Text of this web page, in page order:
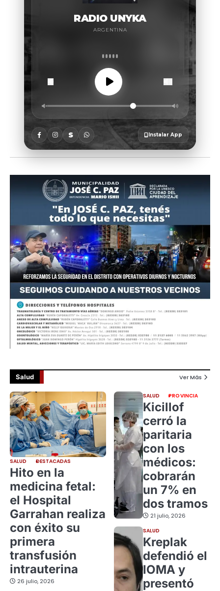
Salud Ver Más
SALUD DESTACADAS
Hito en la
medicina fetal:
el Hospital
Garrahan realiza
con éxito su
primera
transfusión
intrauterina
26 julio, 2026
SALUD PROVINCIA
Kicillof
cerró la
paritaria
con los
médicos:
cobrarán
un 7% en
dos tramos
21 julio, 2026
SALUD
Kreplak
defendió el
IOMA y
presentó